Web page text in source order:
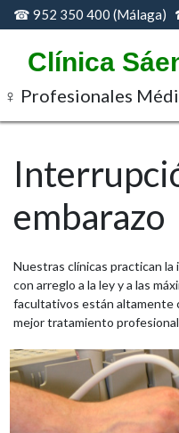
Skip
to
☎ 952 350 400 (Málaga)
Clínica
♀ Profesionales
embarazo
Nuestras clínicas practican
con arreglo a la ley y a las
facultativos están altamente
mejor tratamiento